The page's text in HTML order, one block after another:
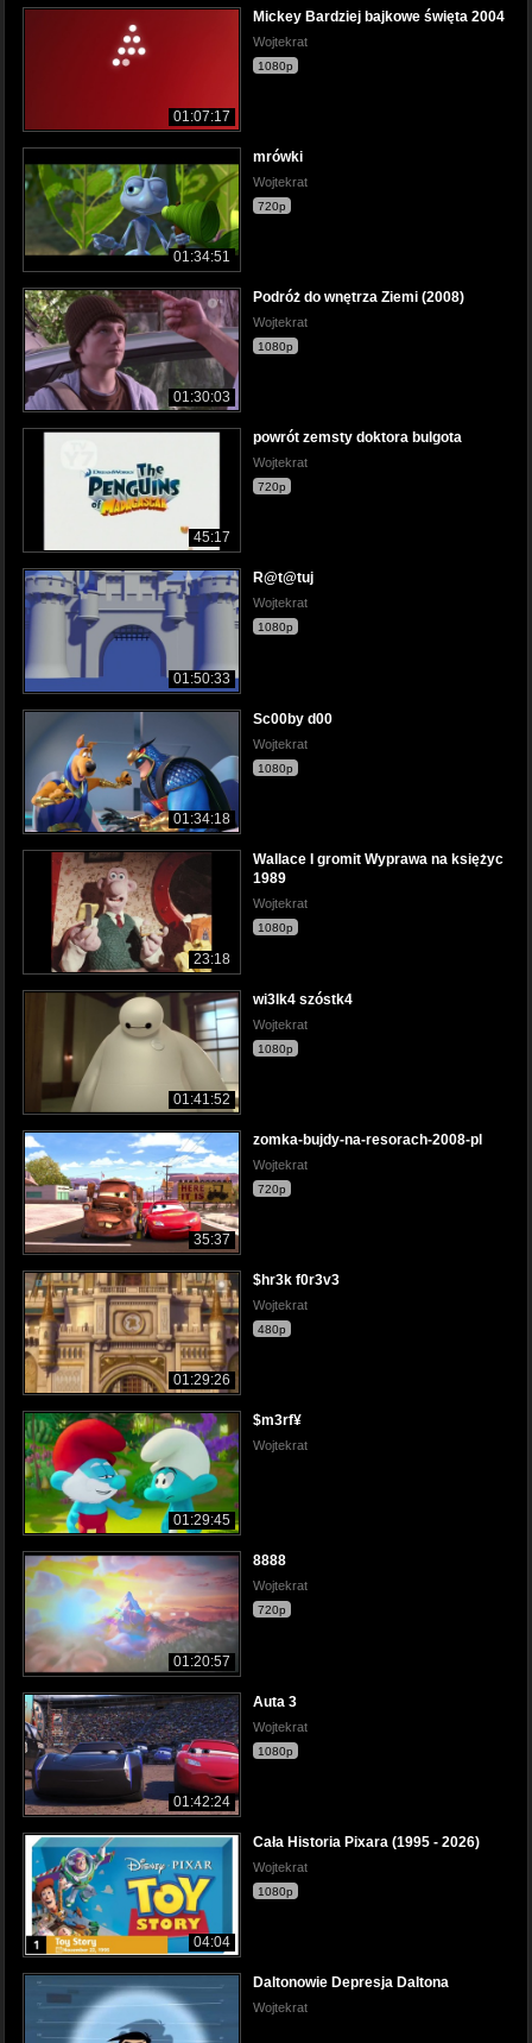
01:07:17
Mickey Bardziej bajkowe święta 2004
Wojtekrat
1080p
01:34:51
mrówki
Wojtekrat
720p
01:30:03
Podróż do wnętrza Ziemi (2008)
Wojtekrat
1080p
45:17
powrót zemsty doktora bulgota
Wojtekrat
720p
01:50:33
R@t@tuj
Wojtekrat
1080p
01:34:18
Sc00by d00
Wojtekrat
1080p
23:18
Wallace I gromit Wyprawa na księżyc
1989
Wojtekrat
1080p
01:41:52
wi3lk4 szóstk4
Wojtekrat
1080p
35:37
zomka-bujdy-na-resorach-2008-pl
Wojtekrat
720p
01:29:26
$hr3k f0r3v3
Wojtekrat
480p
01:29:45
$m3rf¥
Wojtekrat
01:20:57
8888
Wojtekrat
720p
01:42:24
Auta 3
Wojtekrat
1080p
04:04
Cała Historia Pixara (1995 - 2026)
Wojtekrat
1080p
Daltonowie Depresja Daltona
Wojtekrat